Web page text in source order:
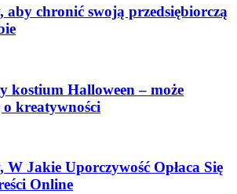
aby chronić swoją przedsiębiorczą
kostium Halloween – może
o kreatywności
W Jakie Uporczywość Opłaca Się
Online